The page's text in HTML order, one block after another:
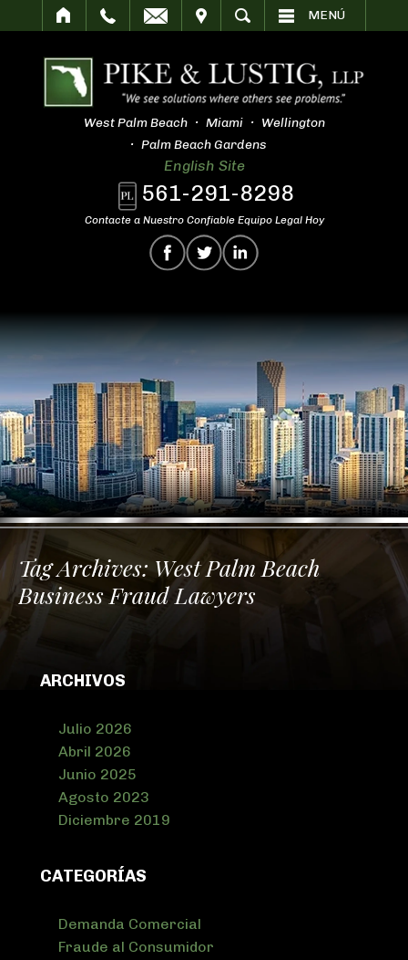
BUSCAR MENÚ
West Palm Beach Miami
Wellington
Palm Beach Gardens
English Site
561-291-8298
Contacte a Nuestro Confiable Equipo Legal Hoy
Tag Archives: West Palm Beach
Business Fraud Lawyers
ARCHIVOS
Julio 2026
Abril 2026
Junio 2025
Agosto 2023
Diciembre 2019
CATEGORÍAS
Demanda Comercial
Fraude al Consumidor